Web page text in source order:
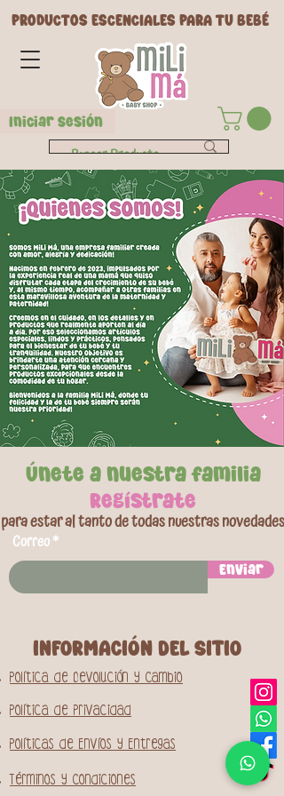
PRODUCTOS ESCENCIALES PARA TU BEBÉ
Iniciar Sesión
Únete a nuestra familia
Regístrate
para estar al tanto de todas nuestras novedades
Correo
Enviar
INFORMACIóN DEL SITIO
Política de Devolución y Cambio
Política de Privacidad
Políticas de Envíos y Entregas
Términos y Condiciones